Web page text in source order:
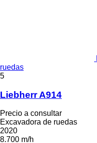
ruedas
5
Liebherr A914
Precio a consultar
Excavadora de ruedas
2020
8.700 m/h